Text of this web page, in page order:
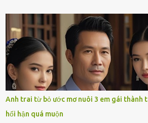
không kém. Ông Minh, vốn là một người
hôm ấy lại đặc biệt vui vẻ. Ông chuẩn bị
cùng cô con gái 8 tuổi tên Thảo. “Em ở nhà
con đi biển hai ngày, để nó được ngắm sóng,
sẽ kể cho em nghe cả tuần không hết
hiền, vuốt tóc vợ. Bà Hạnh nhìn chồng và
lòng cũng rộn ràng. Bà vốn ít có dịp đi xa vì
nên lần này cũng đành ở nhà. Thảo ôm
“Con sẽ nhặt thật nhiều vỏ sò cho mẹ nhé!”
Anh trai từ bỏ ước mơ nuôi 3 em gái thành
hối hận quá muộn